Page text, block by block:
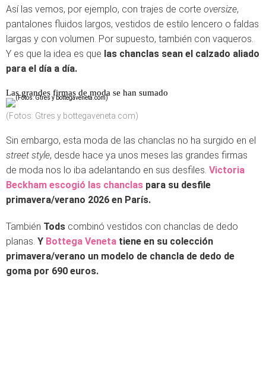
Así las vemos, por ejemplo, con trajes de corte oversize,
pantalones fluidos largos, vestidos de estilo lencero o faldas
largas y con volumen. Por supuesto, también con vaqueros.
Y es que la idea es que las chanclas sean el calzado aliado
para el día a día.
Las grandes firmas de moda se han sumado
(Fotos: Gtres y bottegaveneta.com)
Sin embargo, esta moda de las chanclas no ha surgido en el
street style, desde hace ya unos meses las grandes firmas
de moda nos lo iba adelantando en sus desfiles. Victoria
Beckham escogió las chanclas para su desfile
primavera/verano 2026 en París.
También Tods combinó vestidos con chanclas de dedo
planas. Y Bottega Veneta tiene en su colección
primavera/verano un modelo de chancla de dedo de
goma por 690 euros.